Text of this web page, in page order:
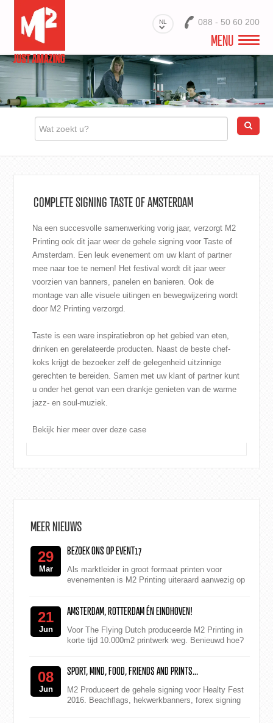
NL 088 - 50 60 200
MENU
M2 EVENTS
PRODUCTEN
PROJECTEN
WEBSHOP
COMPLETE SIGNING TASTE OF AMSTERDAM
Na een succesvolle samenwerking vorig jaar, verzorgt M2
Printing ook dit jaar weer de gehele signing voorTaste of
Amsterdam . Een leuk evenement om uw klant of partner
mee naar toe te nemen! Het festival wordt dit jaar weer
voorzien van banners, panelen en banieren. Ook de
montage van alle visuele uitingen en bewegwijzering wordt
door M2 Printing verzorgd.
Taste is een ware inspiratiebron op het gebied van eten,
drinken en gerelateerde producten. Naast de beste chef-
koks krijgt de bezoeker zelf de gelegenheid uitzinnige
gerechten te bereiden. Samen met uw klant of partner kunt
u onder het genot van een drankje genieten van de warme
jazz- en soul-muziek.
Bekijk hier meer over deze case
MEER NIEUWS
29
Mar
BEZOEK ONS OP EVENT17
Als marktleider in groot formaat printen voor
evenementen is M2 Printing uiteraard aanwezig op
21
Jun
AMSTERDAM, ROTTERDAM ÉN EINDHOVEN!
Voor The Flying Dutch produceerde M2 Printing in
korte tijd 10.000m2 printwerk weg. Benieuwd hoe?
08
Jun
SPORT, MIND, FOOD, FRIENDS AND PRINTS...
M2 Produceert de gehele signing voor Healty Fest
2016. Beachflags, hekwerkbanners, forex signing